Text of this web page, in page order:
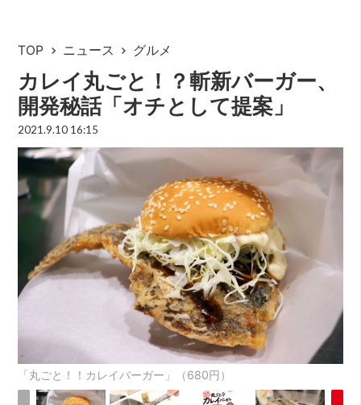
TOP ニュース グルメ
カレイ丸ごと！？斬新バーガー、
開発秘話「オチとして提案」
2021.9.10 16:15
「丸ごと！！カレイバーガー」（680円）